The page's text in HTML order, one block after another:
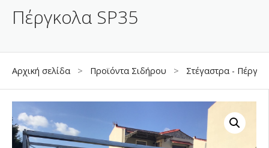
Πέργκολα SP35
Αρχική σελίδα > Προϊόντα Σιδήρου > Στέγαστρα -